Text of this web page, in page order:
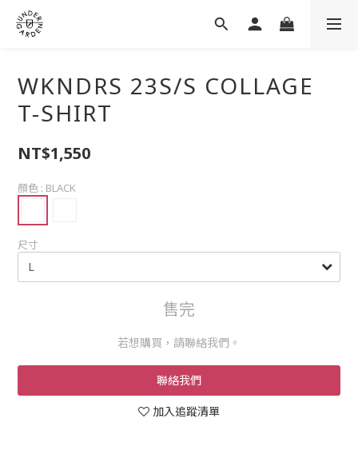
WKNDRS 23S/S COLLAGE
T-SHIRT
NT$1,550
顏色 : BLACK
尺寸
售完
若想購買，請聯絡我們。
聯絡我們
加入追蹤清單